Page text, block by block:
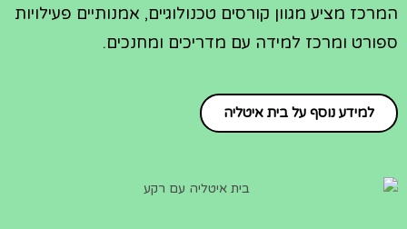
המרכז מציע מגוון קורסים טכנולוגיים, אמנותיים פעילויות
ספורט ומרכז למידה עם מדריכים ומחנכים.
למידע נוסף על בית איטליה